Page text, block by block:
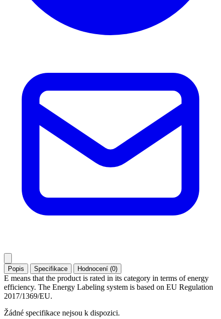
Popis Specifikace Hodnocení (0)
E means that the product is rated in its category in terms of energy
efficiency. The Energy Labeling system is based on EU Regulation
2017/1369/EU.
Žádné specifikace nejsou k dispozici.